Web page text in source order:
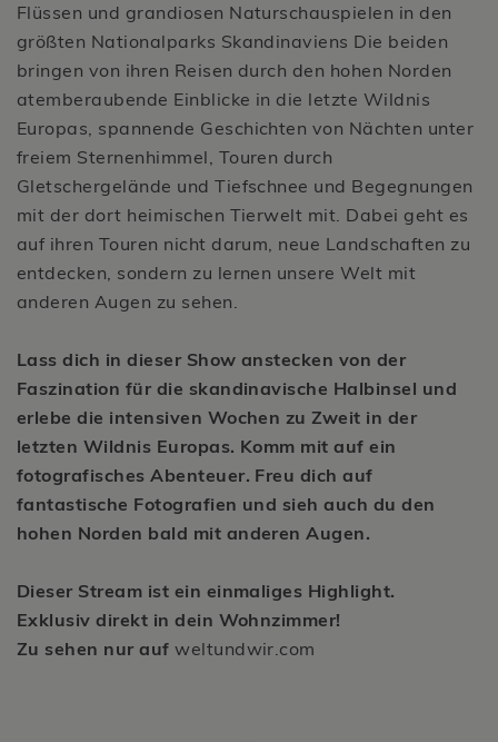
Flüssen und grandiosen Naturschauspielen in den
größten Nationalparks Skandinaviens Die beiden
bringen von ihren Reisen durch den hohen Norden
atemberaubende Einblicke in die letzte Wildnis
Europas, spannende Geschichten von Nächten unter
freiem Sternenhimmel, Touren durch
Gletschergelände und Tiefschnee und Begegnungen
mit der dort heimischen Tierwelt mit. Dabei geht es
auf ihren Touren nicht darum, neue Landschaften zu
entdecken, sondern zu lernen unsere Welt mit
anderen Augen zu sehen.
Lass dich in dieser Show anstecken von der
Faszination für die skandinavische Halbinsel und
erlebe die intensiven Wochen zu Zweit in der
letzten Wildnis Europas. Komm mit auf ein
fotografisches Abenteuer. Freu dich auf
fantastische Fotografien und sieh auch du den
hohen Norden bald mit anderen Augen.
Dieser Stream ist ein einmaliges Highlight.
Exklusiv direkt in dein Wohnzimmer!
Zu sehen nur aufweltundwir.com